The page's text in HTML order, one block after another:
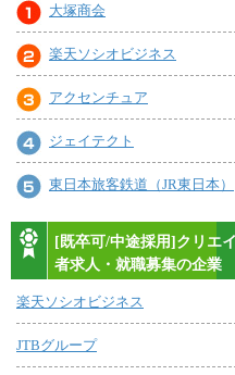
大塚商会
楽天ソシオビジネス
アクセンチュア
ジェイテクト
東日本旅客鉄道（JR東日本）
[既卒可/中途採用]クリエ
者求人・就職募集の企業
楽天ソシオビジネス
JTBグループ